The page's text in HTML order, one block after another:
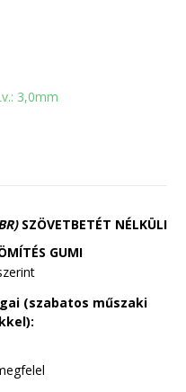
3,0mm
SZÖVETBETÉT NÉLKÜLI
GUMI
(szabatos műszaki